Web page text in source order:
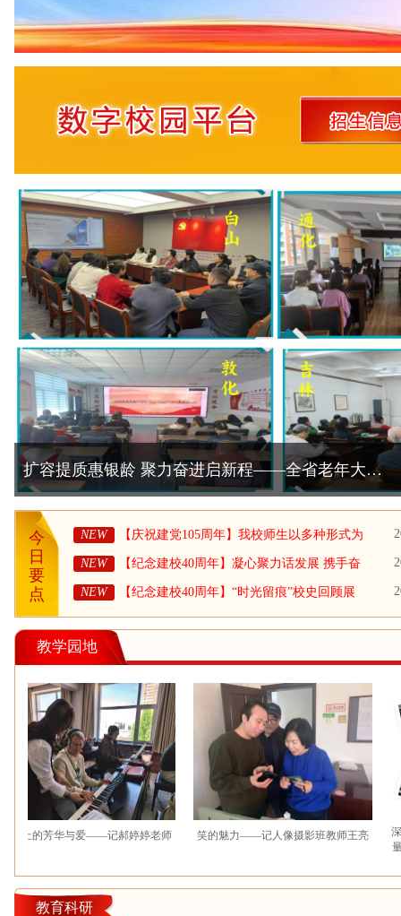
【庆祝建党105周年】我校师生以多种形式为党的
生日
今
日
要
点
NEW
【庆祝建党105周年】我校师生以多种形式为
NEW
【纪念建校40周年】凝心聚力话发展 携手奋
师、学员座谈会
NEW
【纪念建校40周年】“时光留痕”校史回顾展
教学园地
的芳华与爱——记郝婷婷老师 笑的魅力——记人像摄影班教师王亮
深入课
量
教育科研